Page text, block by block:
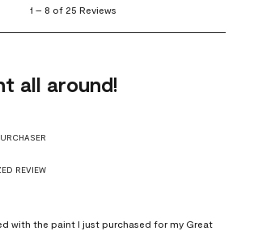
1 – 8 of 25 Reviews
all around!
REVIEW
with the paint I just purchased for my Great